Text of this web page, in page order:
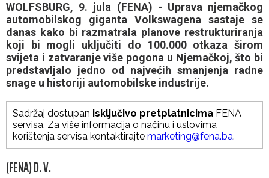
WOLFSBURG, 9. jula (FENA) - Uprava njemačkog
automobilskog giganta Volkswagena sastaje se
danas kako bi razmatrala planove restrukturiranja
koji bi mogli uključiti do 100.000 otkaza širom
svijeta i zatvaranje više pogona u Njemačkoj, što bi
predstavljalo jedno od najvećih smanjenja radne
snage u historiji automobilske industrije.
Sadržaj dostupan isključivo pretplatnicima FENA
servisa. Za više informacija o načinu i uslovima
korištenja servisa kontaktirajte marketing@fena.ba.
(FENA) D. V.